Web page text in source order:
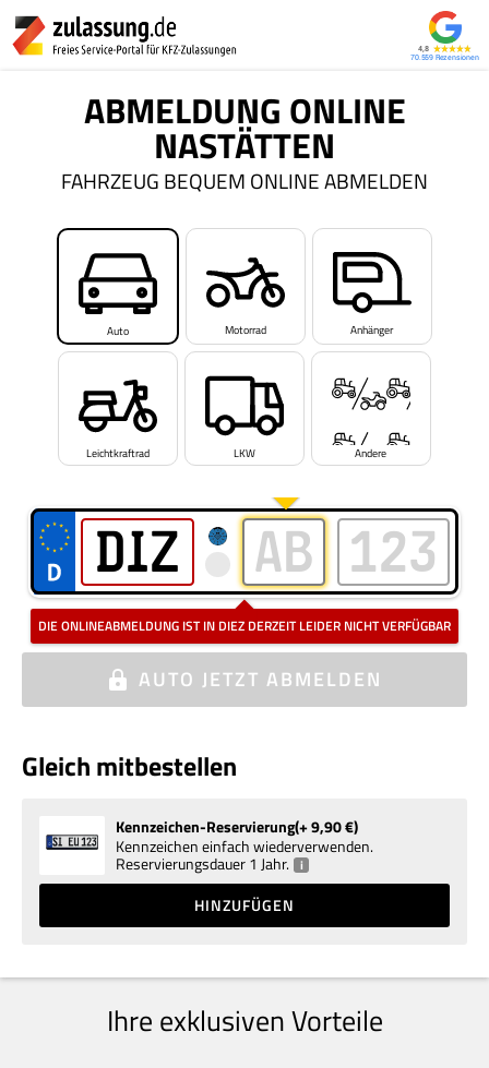
4,8
70.559
ABMELDUNG ONLINE
NASTÄTTEN
FAHRZEUG BEQUEM ONLINE ABMELDEN
Auto Motorrad Anhänger
Leichtkraftrad LKW Andere
DIE ONLINEABMELDUNG IST IN DIEZ DERZEIT LEIDER NICHT VERFÜGBAR
i Kennzeichen bitte ohne Elektro, Saison oder Oldtimer eingeben
AUTO JETZT ABMELDEN
Gleich mitbestellen
Kennzeichen-Reservierung+ 9,90€
Kennzeichen einfach wiederverwenden.
Reservierungsdauer 1 Jahr. i
HINZUFÜGEN
Ihre exklusiven Vorteile